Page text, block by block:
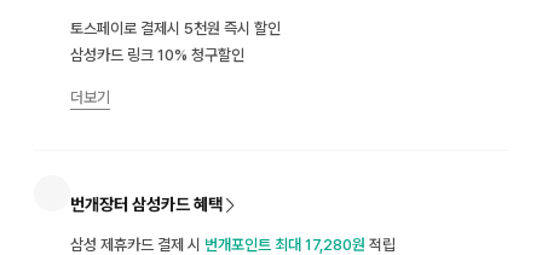
토스페이로 결제시 5천원 즉시 할인
삼성카드 링크 10% 청구할인
더보기
번개장터 삼성카드 혜택
삼성 제휴카드 결제 시 번개포인트 최대 17,280원 적립